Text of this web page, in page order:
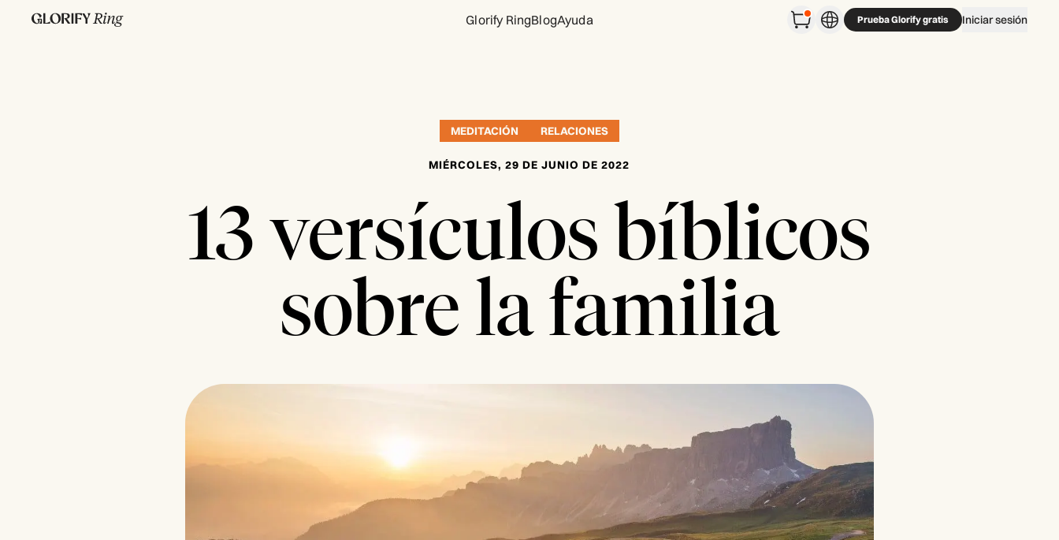
Glorify RingBlogAyuda Prueba Glorify gratis Iniciar sesión
MEDITACIÓN RELACIONES
MIÉRCOLES, 29 DE JUNIO DE 2022
13 versículos bíblicos
sobre la familia